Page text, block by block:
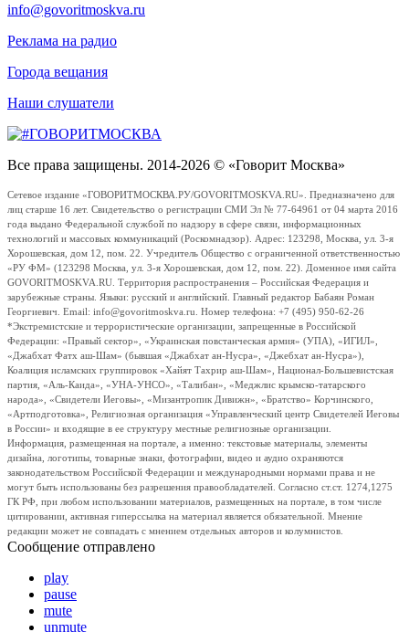
info@govoritmoskva.ru
Реклама на радио
Города вещания
Наши слушатели
Все права защищены. 2014-2026 © «Говорит Москва»
Сетевое издание «ГОВОРИТМОСКВА.РУ/GOVORITMOSKVA.RU». Предназначено для
лиц старше 16 лет. Свидетельство о регистрации СМИ Эл № 77-64961 от 04 марта 2016
года выдано Федеральной службой по надзору в сфере связи, информационных
технологий и массовых коммуникаций (Роскомнадзор). Адрес: 123298, Москва, ул. 3-я
Хорошевская, дом 12, пом. 22. Учредитель Общество с ограниченной ответственностью
«РУ ФМ» (123298 Москва, ул. 3-я Хорошевская, дом 12, пом. 22). Доменное имя сайта
GOVORITMOSKVA.RU. Территория распространения – Российская Федерация и
зарубежные страны. Языки: русский и английский. Главный редактор Бабаян Роман
Георгиевич. Email: info@govoritmoskva.ru. Номер телефона: +7 (495) 950-62-26
*Экстремистские и террористические организации, запрещенные в Российской
Федерации: «Правый сектор», «Украинская повстанческая армия» (УПА), «ИГИЛ»,
«Джабхат Фатх аш-Шам» (бывшая «Джабхат ан-Нусра», «Джебхат ан-Нусра»),
Коалиция исламских группировок «Хайят Тахрир аш-Шам», Национал-Большевистская
партия, «Аль-Каида», «УНА-УНСО», «Талибан», «Меджлис крымско-татарского
народа», «Свидетели Иеговы», «Мизантропик Дивижн», «Братство» Корчинского,
«Артподготовка», Религиозная организация «Управленческий центр Свидетелей Иеговы
в России» и входящие в ее структуру местные религиозные организации.
Информация, размещенная на портале, а именно: текстовые материалы, элементы
дизайна, логотипы, товарные знаки, фотографии, видео и аудио охраняются
законодательством Российской Федерации и международными нормами права и не
могут быть использованы без разрешения правообладателей. Согласно ст.ст. 1274,1275
ГК РФ, при любом использовании материалов, размещенных на портале, в том числе
цитировании, активная гиперссылка на материал является обязательной. Мнение
редакции может не совпадать с мнением отдельных авторов и колумнистов.
Сообщение отправлено
play
pause
mute
unmute